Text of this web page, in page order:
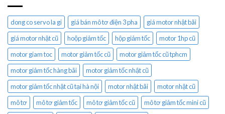
dong co servo la gi giá bán mô tơ điện 3 pha
giá motor nhật bãi
giá motor nhật cũ
hoộp giảm tốc hộp giảm tốc
motor 1hp cũ
motor giam toc
motor giảm tốc cũ
motor giảm tốc cũ tphcm
motor giảm tốc hàng bãi
motor giảm tốc nhật cũ
motor giảm tốc nhật cũ tại hà nội
motor nhật bãi
motor nhật cũ
mô tơ
mô tơ giảm tốc mô tơ giảm tốc cũ
mô tơ giảm tốc mini cũ